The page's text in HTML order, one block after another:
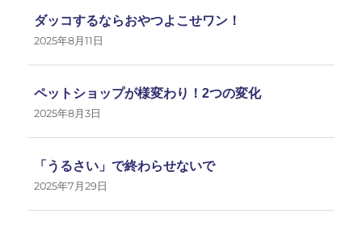
ダッコするならおやつよこせワン！
2025年8月11日
ペットショップが様変わり！2つの変化
2025年8月3日
「うるさい」で終わらせないで
2025年7月29日